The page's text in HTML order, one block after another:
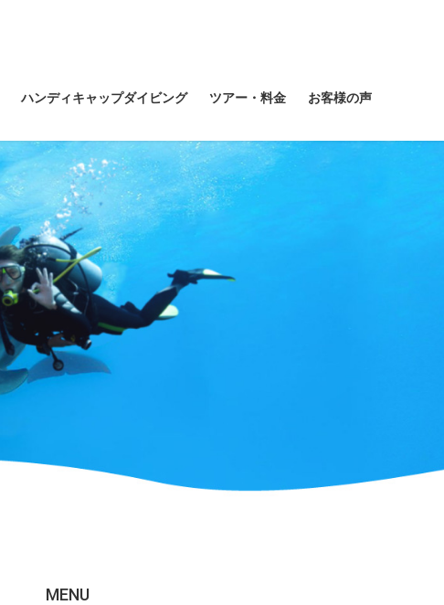
ハンディキャップダイビング ツアー・料金 お客様の声
MENU